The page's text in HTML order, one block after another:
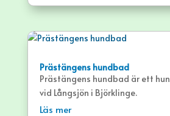
Prästängens hundbad
Prästängens hundbad är ett
vid Långsjön i Björklinge.
Läs mer